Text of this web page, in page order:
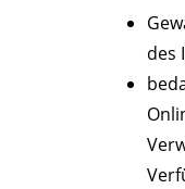
des